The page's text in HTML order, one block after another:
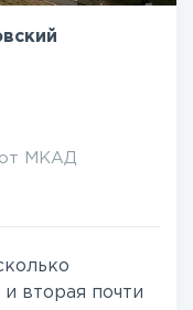
МКАД
вторая почти